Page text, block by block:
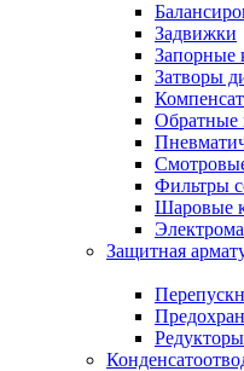
Задвижки
Запорные
Затворы
Обратные
Фильтры
Шаровые
Защитная